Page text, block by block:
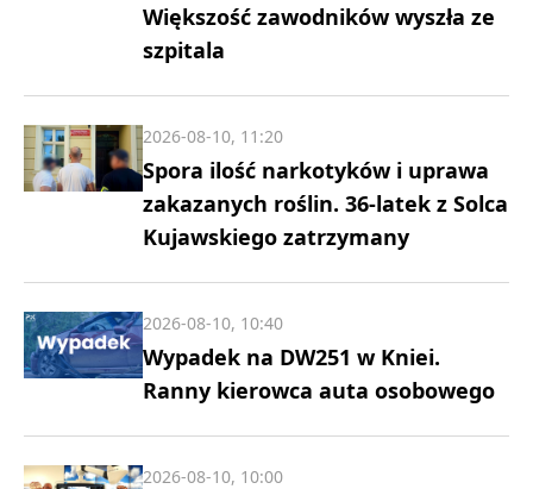
Większość zawodników wyszła ze
szpitala
Spora ilość narkotyków i uprawa
zakazanych roślin. 36-latek z Solca
Kujawskiego zatrzymany
2026-08-10, 11:20
Wypadek na DW251 w Kniei.
Ranny kierowca auta osobowego
2026-08-10, 10:40
2026-08-10, 10:00